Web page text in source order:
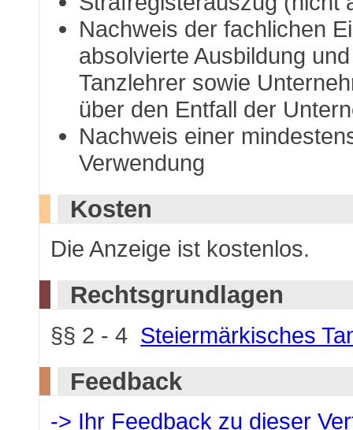
Nachweis der fachlichen
absolvierte Ausbildung
Tanzlehrer sowie
über den Entfall der
Nachweis einer
Verwendung
Kosten
Die Anzeige ist kostenlos.
Rechtsgrundlagen
§§ 2 - 4 Steiermärkisches
Feedback
-> Ihr Feedback zu dieser